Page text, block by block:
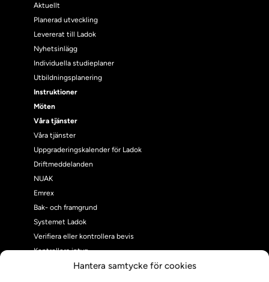
Hantera samtycke för cookies
Aktuellt
Planerad utveckling
Levererat till Ladok
Nyhetsinlägg
Individuella studieplaner
Utbildningsplanering
Instruktioner
Möten
Våra tjänster
Våra tjänster
Uppgraderingskalender för Ladok
Driftmeddelanden
NUAK
Emrex
Bak- och framgrund
Systemet Ladok
Verifiera eller kontrollera bevis
Kontrollera intyg